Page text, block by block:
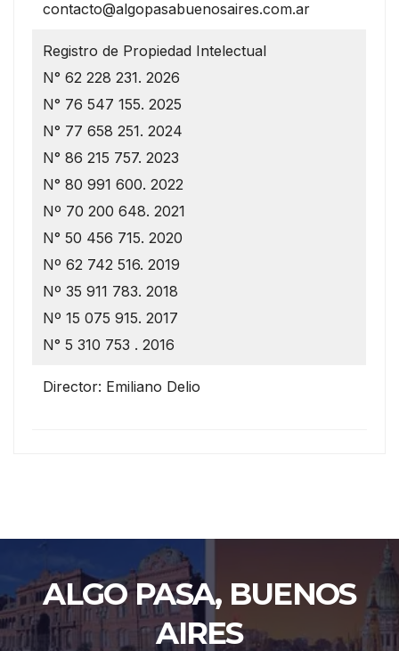
contacto@algopasabuenosaires.com.ar
Registro de Propiedad Intelectual
N° 62 228 231. 2026
N° 76 547 155. 2025
N° 77 658 251. 2024
N° 86 215 757. 2023
N° 80 991 600. 2022
Nº 70 200 648. 2021
N° 50 456 715. 2020
Nº 62 742 516. 2019
Nº 35 911 783. 2018
Nº 15 075 915. 2017
N° 5 310 753 . 2016
Director: Emiliano Delio
ALGO PASA, BUENOS
AIRES